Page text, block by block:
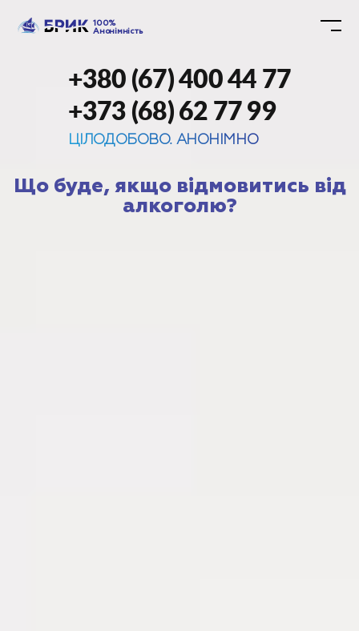
100%
Анонімність
+380 (67) 400 44 77
+373 (68) 62 77 99
ЦІЛОДОБОВО. АНОНІМНО
Що буде, якщо відмовитись від
алкоголю?